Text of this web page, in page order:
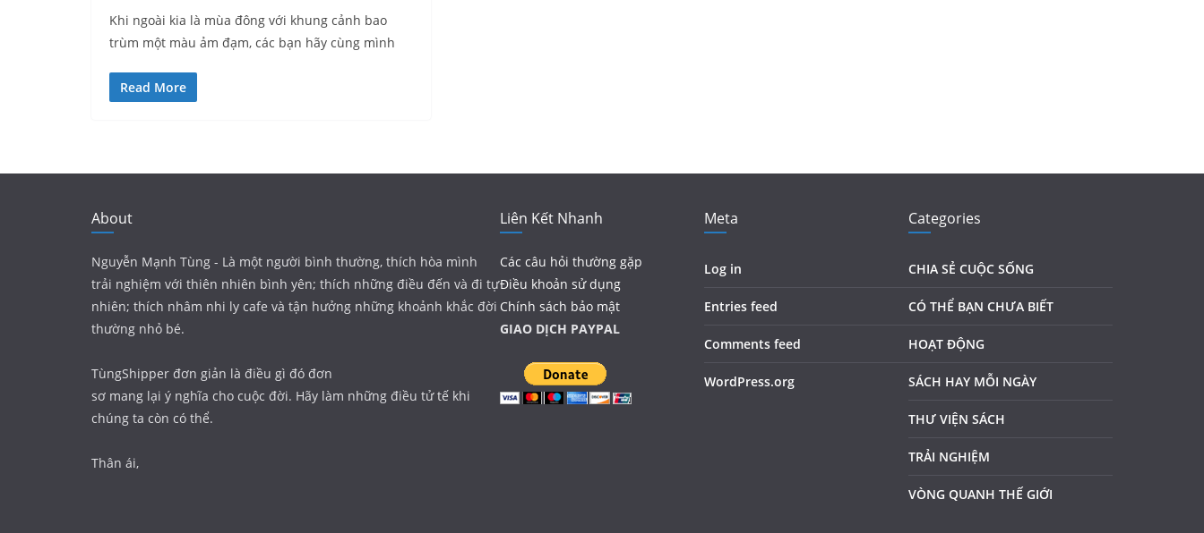
Khi ngoài kia là mùa đông với khung cảnh bao
trùm một màu ảm đạm, các bạn hãy cùng mình
Read More
About
Nguyễn Mạnh Tùng - Là một người bình thường, thích hòa mình
trải nghiệm với thiên nhiên bình yên; thích những điều đến và đi tự
nhiên; thích nhâm nhi ly cafe và tận hưởng những khoảnh khắc đời
thường nhỏ bé.
TùngShipper đơn giản là điều gì đó đơn
sơ mang lại ý nghĩa cho cuộc đời. Hãy làm những điều tử tế khi
chúng ta còn có thể.
Thân ái,
Liên Kết Nhanh
Các câu hỏi thường gặp
Điều khoản sử dụng
Chính sách bảo mật
GIAO DỊCH PAYPAL
Meta
Log in
Entries feed
Comments feed
WordPress.org
Categories
CHIA SẺ CUỘC SỐNG
CÓ THỂ BẠN CHƯA BIẾT
HOẠT ĐỘNG
SÁCH HAY MỖI NGÀY
THƯ VIỆN SÁCH
TRẢI NGHIỆM
VÒNG QUANH THẾ GIỚI